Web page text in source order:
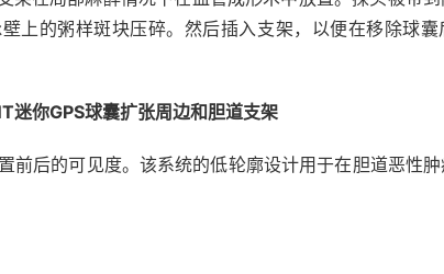
上的粥样斑块压碎。然后插入支架，以便在移除球
迷你GPS球囊扩张周边和胆道支架
前后的可见度。该系统的低轮廓设计用于在胆道恶性